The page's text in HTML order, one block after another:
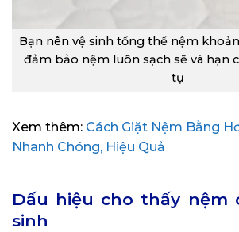
Bạn nên vệ sinh tổng thể nệm
đảm bảo nệm luôn sạch sẽ và hạn
tụ
Xem thêm: Cách Giặt Nệm Bằng
Nhanh Chóng, Hiệu Quả
Dấu hiệu cho thấy nệm
sinh